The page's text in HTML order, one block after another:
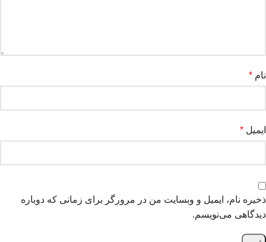
نام *
ایمیل *
ذخیره نام، ایمیل و وبسایت من در مرورگر برای زمانی که دوباره
دیدگاهی می‌نویسم.